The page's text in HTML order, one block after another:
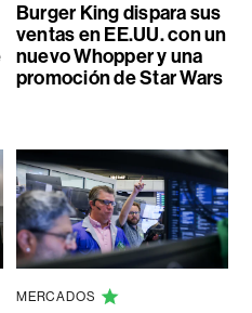
Burger King dispara sus
ventas en EE.UU. con un
nuevo Whopper y una
promoción de Star Wars
MERCADOS